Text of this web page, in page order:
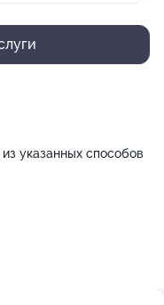
указанных способов